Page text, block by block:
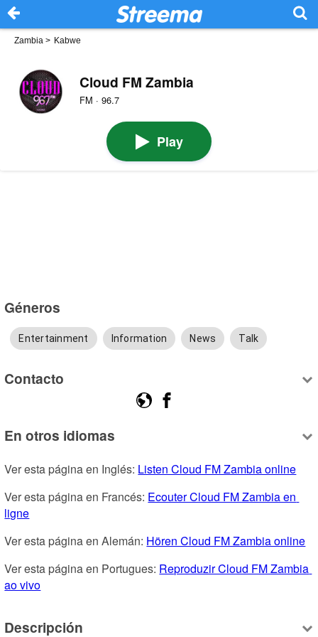
Zambia > Kabwe
Cloud FM Zambia
FM · 96.7
Play
Géneros
Entertainment Information News Talk
Contacto
En otros idiomas
Ver esta página en Inglés: Listen Cloud FM Zambia online
Ver esta página en Francés: Ecouter Cloud FM Zambia en
ligne
Ver esta página en Alemán: Hören Cloud FM Zambia online
Ver esta página en Portugues: Reproduzir Cloud FM Zambia
ao vivo
Descripción